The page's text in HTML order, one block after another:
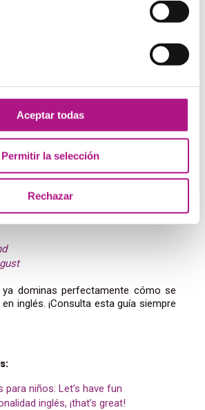
Aceptar todas
Permitir la selección
Rechazar
en inglés
se escribe la fecha en inglés, el
cómo es su pronunciación.
te dejamos algunas:
dominas perfectamente cómo se
inglés. ¡Consulta esta guía siempre
para niños: Let’s have fun
inglés, ¡that’s great!